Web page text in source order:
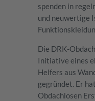
spenden in
und neuwertige
Die DRK-
Initiative eines
Helfers aus
gegründet. Er
Obdachlosen